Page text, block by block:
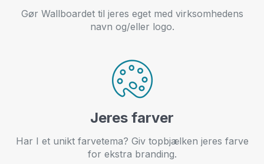
Gør Wallboardet til jeres eget med virksomhedens
navn og/eller logo.
Jeres farver
Har I et unikt farvetema? Giv topbjælken jeres farve
for ekstra branding.